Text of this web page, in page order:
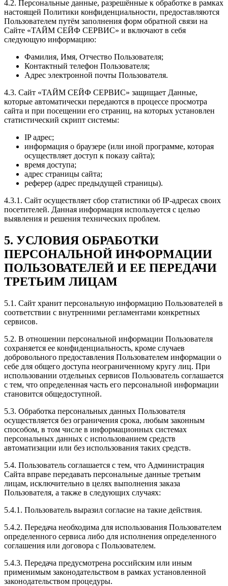
4.2. Персональные данные, разрешённые к обработке в рамках
настоящей Политики конфиденциальности, предоставляются
Пользователем путём заполнения форм обратной связи на
Сайте «ТАЙМ СЕЙФ СЕРВИС» и включают в себя
следующую информацию:
Фамилия, Имя, Отчество Пользователя;
Контактный телефон Пользователя;
Адрес электронной почты Пользователя.
4.3. Сайт «ТАЙМ СЕЙФ СЕРВИС» защищает Данные,
которые автоматически передаются в процессе просмотра
сайта и при посещении его страниц, на которых установлен
статистический скрипт системы:
IP адрес;
информация о браузере (или иной программе, которая
осуществляет доступ к показу сайта);
время доступа;
адрес страницы сайта;
реферер (адрес предыдущей страницы).
4.3.1. Сайт осуществляет сбор статистики об IP-адресах своих
посетителей. Данная информация используется с целью
выявления и решения технических проблем.
5. УСЛОВИЯ ОБРАБОТКИ
ПЕРСОНАЛЬНОЙ ИНФОРМАЦИИ
ПОЛЬЗОВАТЕЛЕЙ И ЕЕ ПЕРЕДАЧИ
ТРЕТЬИМ ЛИЦАМ
5.1. Сайт хранит персональную информацию Пользователей в
соответствии с внутренними регламентами конкретных
сервисов.
5.2. В отношении персональной информации Пользователя
сохраняется ее конфиденциальность, кроме случаев
добровольного предоставления Пользователем информации о
себе для общего доступа неограниченному кругу лиц. При
использовании отдельных сервисов Пользователь соглашается
с тем, что определенная часть его персональной информации
становится общедоступной.
5.3. Обработка персональных данных Пользователя
осуществляется без ограничения срока, любым законным
способом, в том числе в информационных системах
персональных данных с использованием средств
автоматизации или без использования таких средств.
5.4. Пользователь соглашается с тем, что Администрация
Сайта вправе передавать персональные данные третьим
лицам, исключительно в целях выполнения заказа
Пользователя, а также в следующих случаях:
5.4.1. Пользователь выразил согласие на такие действия.
5.4.2. Передача необходима для использования Пользователем
определенного сервиса либо для исполнения определенного
соглашения или договора с Пользователем.
5.4.3. Передача предусмотрена российским или иным
применимым законодательством в рамках установленной
законодательством процедуры.